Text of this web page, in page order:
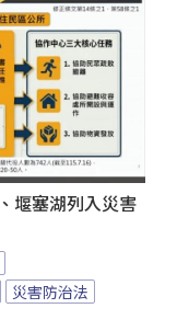
堰塞湖列入災害
災害防治法